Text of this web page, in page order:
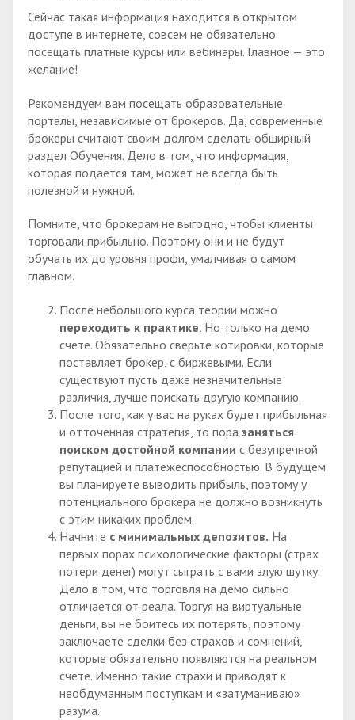
Сейчас такая информация находится в открытом
доступе в интернете, совсем не обязательно
посещать платные курсы или вебинары. Главное — это
желание!
Рекомендуем вам посещать образовательные
порталы, независимые от брокеров. Да, современные
брокеры считают своим долгом сделать обширный
раздел Обучения. Дело в том, что информация,
которая подается там, может не всегда быть
полезной и нужной.
Помните, что брокерам не выгодно, чтобы клиенты
торговали прибыльно. Поэтому они и не будут
обучать их до уровня профи, умалчивая о самом
главном.
После небольшого курса теории можно
переходить к практике. Но только на демо
счете. Обязательно сверьте котировки, которые
поставляет брокер, с биржевыми. Если
существуют пусть даже незначительные
различия, лучше поискать другую компанию.
После того, как у вас на руках будет прибыльная
и отточенная стратегия, то пора заняться
поиском достойной компании с безупречной
репутацией и платежеспособностью. В будущем
вы планируете выводить прибыль, поэтому у
потенциального брокера не должно возникнуть
с этим никаких проблем.
Начните с минимальных депозитов. На
первых порах психологические факторы (страх
потери денег) могут сыграть с вами злую шутку.
Дело в том, что торговля на демо сильно
отличается от реала. Торгуя на виртуальные
деньги, вы не боитесь их потерять, поэтому
заключаете сделки без страхов и сомнений,
которые обязательно появляются на реальном
счете. Именно такие страхи и приводят к
необдуманным поступкам и «затуманиваю»
разума.